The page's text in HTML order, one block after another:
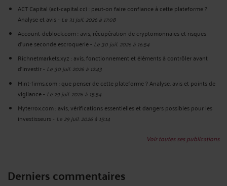
ACT Capital (act-capital.cc) : peut-on faire confiance à cette plateforme ?
Analyse et avis- Le 31 juil. 2026 à 17:08
Account-deblock.com : avis, récupération de cryptomonnaies et risques
d'une seconde escroquerie- Le 30 juil. 2026 à 16:54
Richnetmarkets.xyz : avis, fonctionnement et éléments à contrôler avant
d’investir- Le 30 juil. 2026 à 12:43
Mint-firms.com : que penser de cette plateforme ? Analyse, avis et points de
vigilance- Le 29 juil. 2026 à 15:54
Myterrox.com : avis, vérifications essentielles et dangers possibles pour les
investisseurs- Le 29 juil. 2026 à 15:14
Voir toutes ses publications
Derniers commentaires